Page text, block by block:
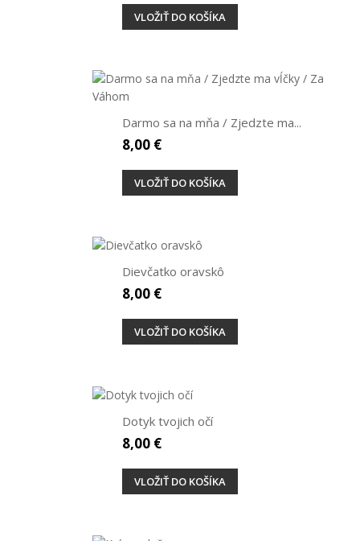
VLOŽIŤ DO KOŠÍKA
Darmo sa na mňa / Zjedzte ma...
8,00 €
VLOŽIŤ DO KOŠÍKA
Dievčatko oravskô
8,00 €
VLOŽIŤ DO KOŠÍKA
Dotyk tvojich očí
8,00 €
VLOŽIŤ DO KOŠÍKA